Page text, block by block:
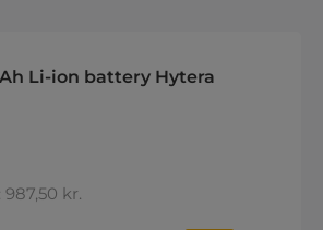
Li-ion battery Hytera
kr.